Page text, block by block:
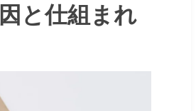
と仕組まれ